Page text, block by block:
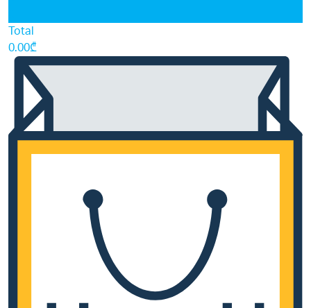
Total
0.00₾